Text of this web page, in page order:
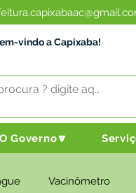
vindo a Capixaba!
O Governo🔽
Vacinômetro